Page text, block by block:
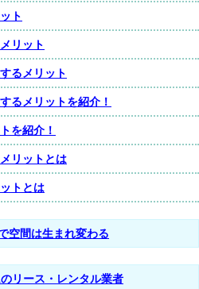
ト
リット
るメリット
るメリットを紹介！
を紹介！
リットとは
トとは
空間は生まれ変わる
リース・レンタル業者